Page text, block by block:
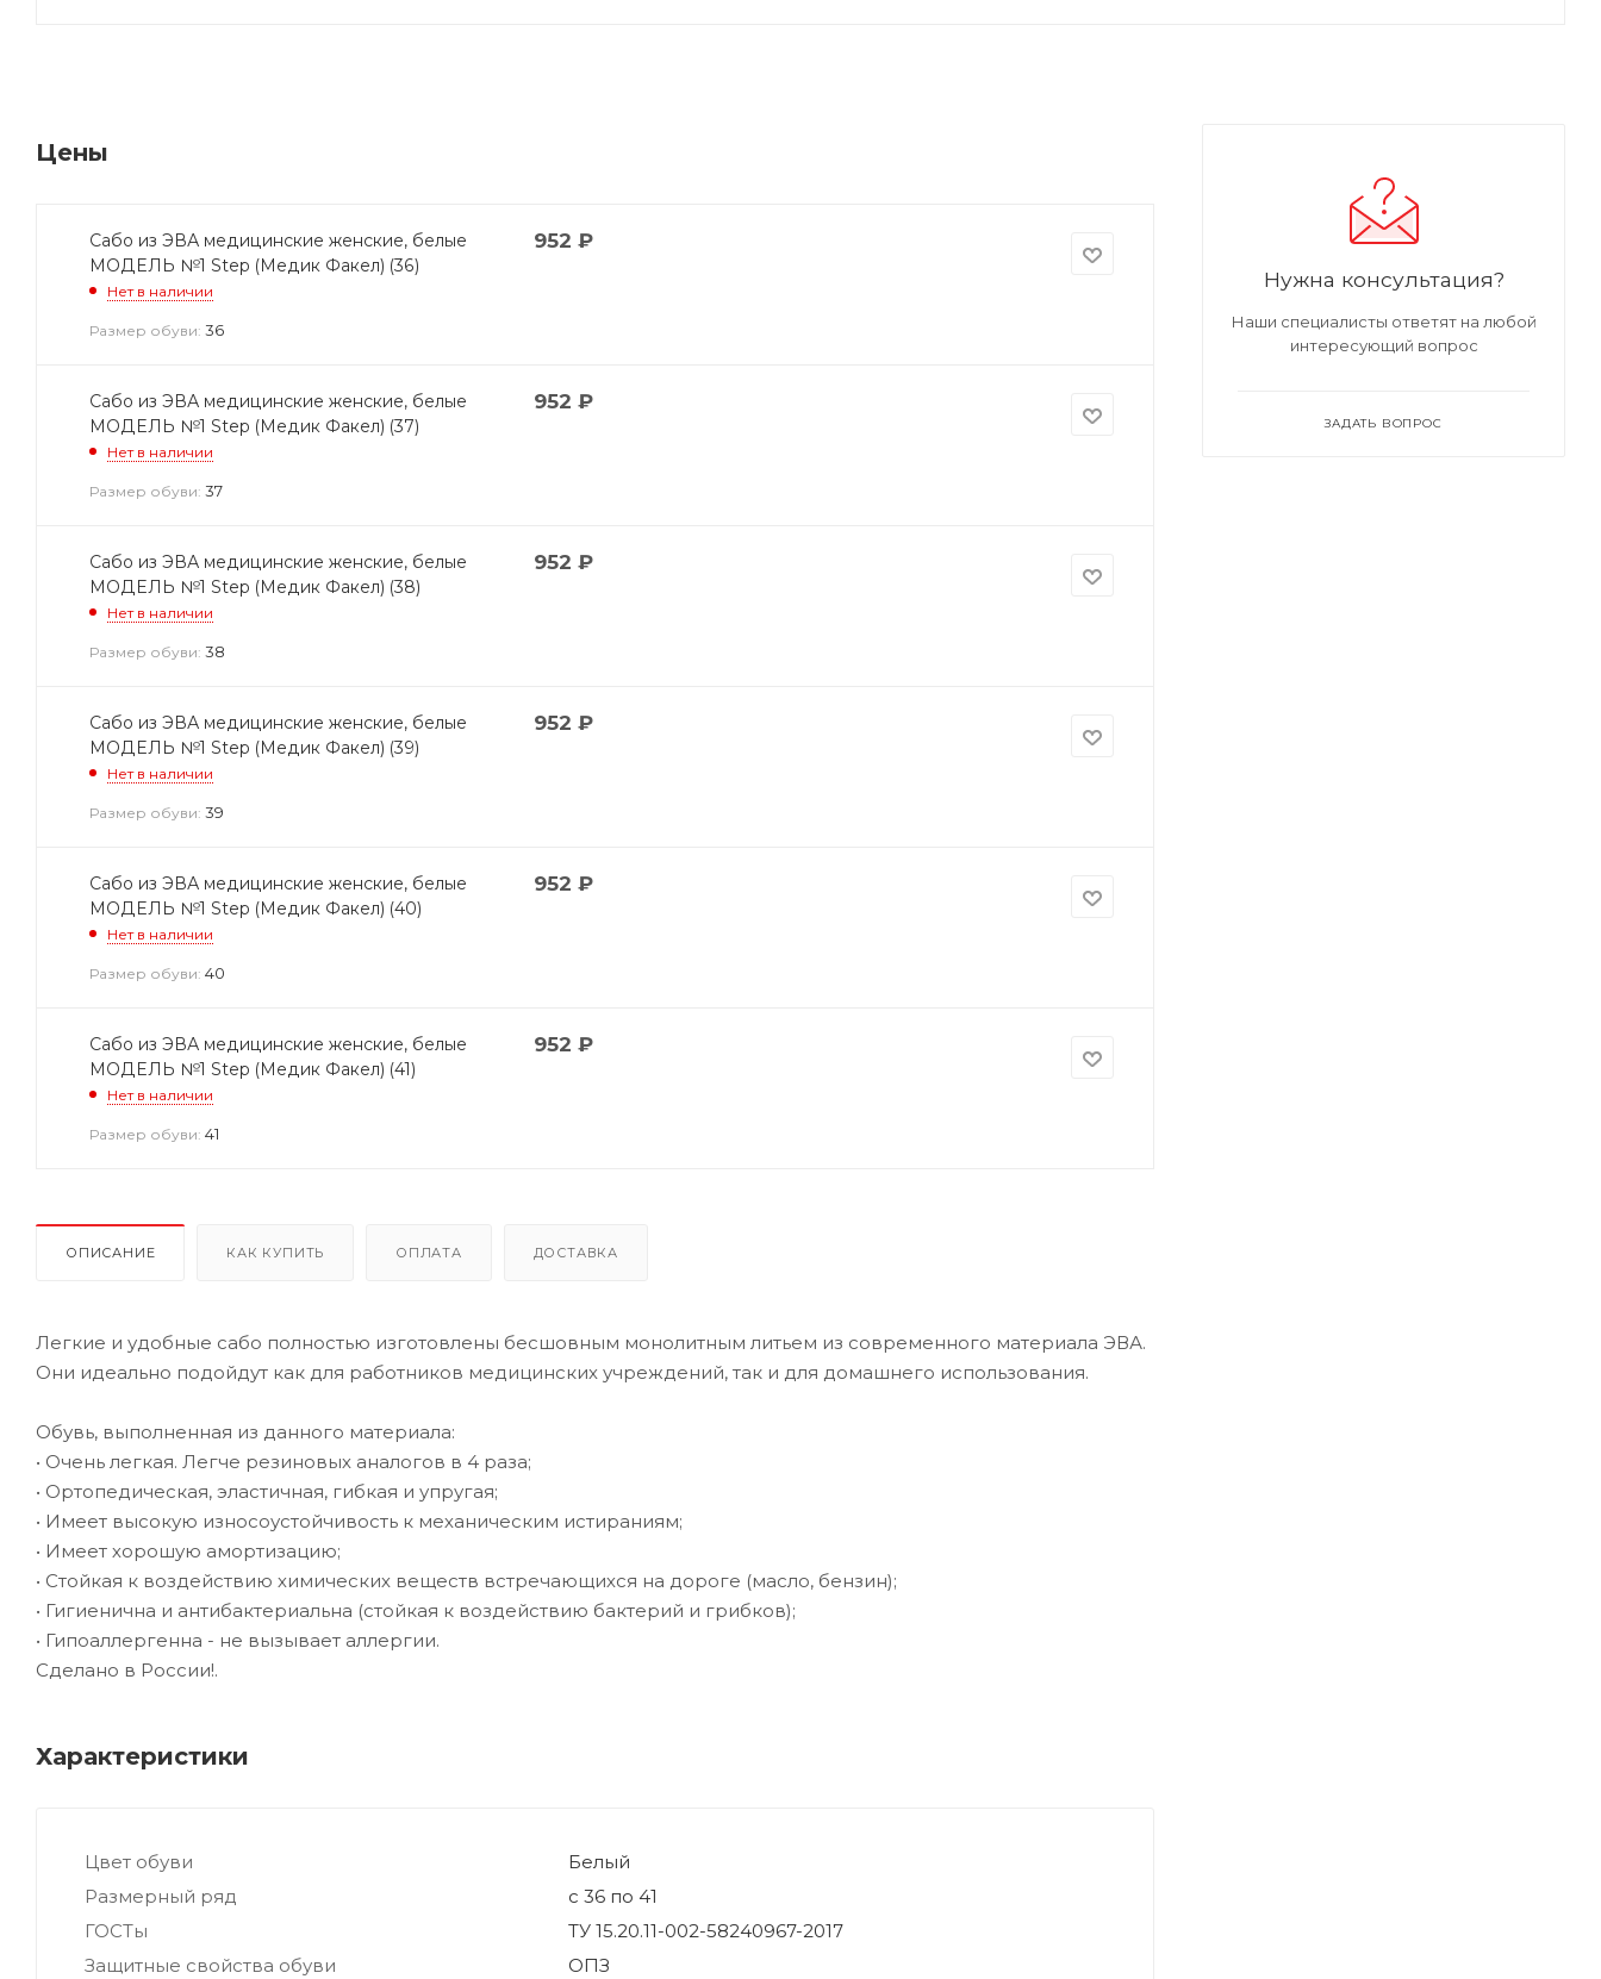
Цены
Сабо из ЭВА медицинские женские, белые
МОДЕЛЬ №1 Step (Медик Факел) (36)
Нет в наличии
Размер обуви: 36
952 ₽
Сабо из ЭВА медицинские женские, белые
МОДЕЛЬ №1 Step (Медик Факел) (37)
Нет в наличии
Размер обуви: 37
952 ₽
Сабо из ЭВА медицинские женские, белые
МОДЕЛЬ №1 Step (Медик Факел) (38)
Нет в наличии
Размер обуви: 38
952 ₽
Сабо из ЭВА медицинские женские, белые
МОДЕЛЬ №1 Step (Медик Факел) (39)
Нет в наличии
Размер обуви: 39
952 ₽
Сабо из ЭВА медицинские женские, белые
МОДЕЛЬ №1 Step (Медик Факел) (40)
Нет в наличии
Размер обуви: 40
952 ₽
Сабо из ЭВА медицинские женские, белые
МОДЕЛЬ №1 Step (Медик Факел) (41)
Нет в наличии
Размер обуви: 41
952 ₽
ОПИСАНИЕ КАК КУПИТЬ ОПЛАТА ДОСТАВКА
Легкие и удобные сабо полностью изготовлены бесшовным монолитным литьем из современного материала ЭВА.
Они идеально подойдут как для работников медицинских учреждений, так и для домашнего использования.
Обувь, выполненная из данного материала:
• Очень легкая. Легче резиновых аналогов в 4 раза;
• Ортопедическая, эластичная, гибкая и упругая;
• Имеет высокую износоустойчивость к механическим истираниям;
• Имеет хорошую амортизацию;
• Стойкая к воздействию химических веществ встречающихся на дороге (масло, бензин);
• Гигиенична и антибактериальна (стойкая к воздействию бактерий и грибков);
• Гипоаллергенна - не вызывает аллергии.
Сделано в России!.
Характеристики
Цвет обуви
Белый
Размерный ряд
с 36 по 41
ГОСТы
ТУ 15.20.11-002-58240967-2017
Защитные свойства обуви
ОПЗ
Нужна консультация?
Наши специалисты ответят на любой
интересующий вопрос
ЗАДАТЬ ВОПРОС